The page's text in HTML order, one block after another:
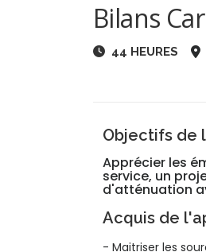
Bilans
44 HEURES
Objectifs de
Apprécier les
service, un
d'atténuation
Acquis de
- Maitriser les